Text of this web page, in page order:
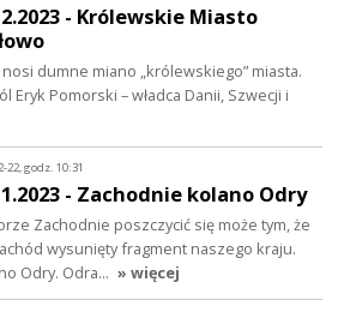
- Królewskie Miasto
dumne miano „królewskiego” miasta.
Eryk Pomorski – władca Danii, Szwecji i
22, godz. 10:31
- Zachodnie kolano Odry
Zachodnie poszczycić się może tym, że
wysunięty fragment naszego kraju.
Odry. Odra… » więcej